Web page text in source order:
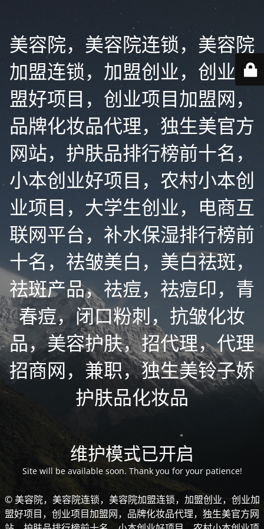
美容院，美容院连锁，美容院
加盟连锁，加盟创业，创业加
盟好项目，创业项目加盟网，
品牌化妆品代理，独生美官方
网站，护肤品排行榜前十名，
小本创业好项目，农村小本创
业项目，大学生创业，电商互
联网平台，补水保湿排行榜前
十名，祛皱美白，美白祛斑，
祛斑产品，祛痘，祛痘印，青
春痘，闭口粉刺，抗皱化妆
品，美容护肤，招代理，代理
招商网，兼职，独生美铃子娇
护肤品化妆品
维护模式已开启
Site will be available soon. Thank you for your patience!
© 美容院，美容院连锁，美容院加盟连锁，加盟创业，创业加
盟好项目，创业项目加盟网，品牌化妆品代理，独生美官方网